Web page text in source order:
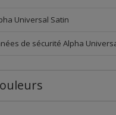
Universal Satin